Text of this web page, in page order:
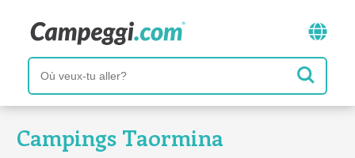
Campings Taormina